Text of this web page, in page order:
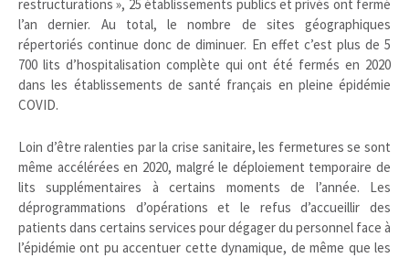
restructurations », 25 établissements publics et privés ont fermé
l’an dernier. Au total, le nombre de sites géographiques
répertoriés continue donc de diminuer. En effet c’est plus de 5
700 lits d’hospitalisation complète qui ont été fermés en 2020
dans les établissements de santé français en pleine épidémie
COVID.
Loin d’être ralenties par la crise sanitaire, les fermetures se sont
même accélérées en 2020, malgré le déploiement temporaire de
lits supplémentaires à certains moments de l’année. Les
déprogrammations d’opérations et le refus d’accueillir des
patients dans certains services pour dégager du personnel face à
l’épidémie ont pu accentuer cette dynamique, de même que les